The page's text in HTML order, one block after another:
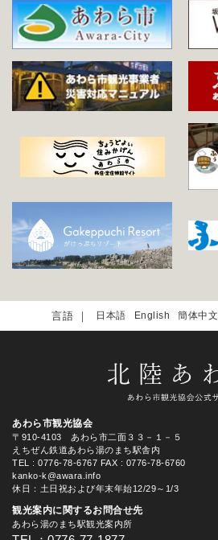
日本語 English 簡体中文
あわら市観光協会
〒910-4103 あわら市二面３３－１－５
えちぜん鉄道あわら湯のまち駅舎内
TEL
: 0776-78-6767 FAX : 0776-78-6760
kanko-k@awara.info
休日：土日祝および年末年始12/29～1/3
観光案内に関するお問合せ先
あわら湯のまち駅観光案内所